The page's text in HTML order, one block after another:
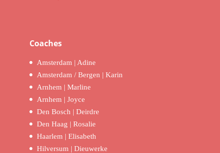
Coaches
Amsterdam | Adine
Amsterdam / Bergen | Karin
Arnhem | Marline
Arnhem | Joyce
Den Bosch | Deirdre
Den Haag | Rosalie
Haarlem | Elisabeth
Hilversum | Dieuwerke